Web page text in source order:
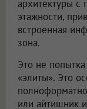
архитектуры с
этажности,
встроенная
зона.
Это не
«элиты». Это
или айтишник